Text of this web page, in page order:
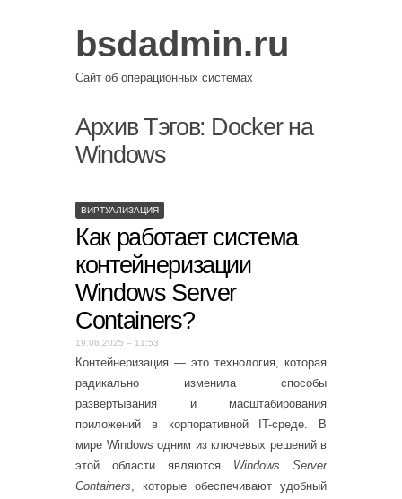
bsdadmin.ru
Сайт об операционных системах
Архив Тэгов: Docker на
Windows
ВИРТУАЛИЗАЦИЯ
Как работает система
контейнеризации
Windows Server
Containers?
19.06.2025 – 11:53
Контейнеризация — это технология, которая
радикально изменила способы
развертывания и масштабирования
приложений в корпоративной IT-среде. В
мире Windows одним из ключевых решений в
этой области являются Windows Server
Containers, которые обеспечивают удобный